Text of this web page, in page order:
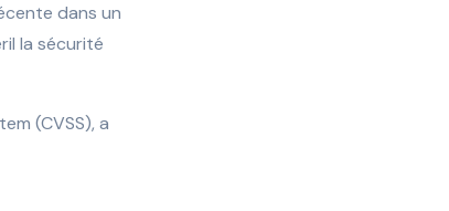
dans un
la sécurité
(CVSS), a